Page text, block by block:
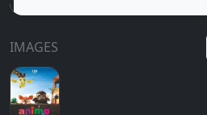
IMAGES